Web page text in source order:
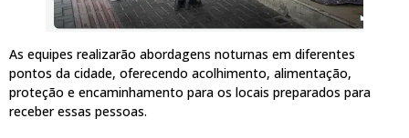
As equipes realizarão abordagens noturnas em diferentes
pontos da cidade, oferecendo acolhimento, alimentação,
proteção e encaminhamento para os locais preparados para
receber essas pessoas.